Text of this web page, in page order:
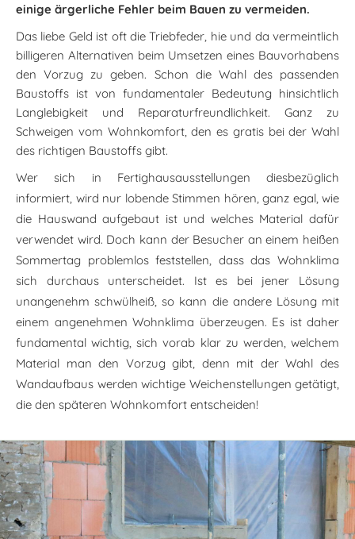
einige ärgerliche Fehler beim Bauen zu vermeiden.
Das liebe Geld ist oft die Triebfeder, hie und da vermeintlich
billigeren Alternativen beim Umsetzen eines Bauvorhabens
den Vorzug zu geben. Schon die Wahl des passenden
Baustoffs ist von fundamentaler Bedeutung hinsichtlich
Langlebigkeit und Reparaturfreundlichkeit. Ganz zu
Schweigen vom Wohnkomfort, den es gratis bei der Wahl
des richtigen Baustoffs gibt.
Wer sich in Fertighausausstellungen diesbezüglich
informiert, wird nur lobende Stimmen hören, ganz egal, wie
die Hauswand aufgebaut ist und welches Material dafür
verwendet wird. Doch kann der Besucher an einem heißen
Sommertag problemlos feststellen, dass das Wohnklima
sich durchaus unterscheidet. Ist es bei jener Lösung
unangenehm schwülheiß, so kann die andere Lösung mit
einem angenehmen Wohnklima überzeugen. Es ist daher
fundamental wichtig, sich vorab klar zu werden, welchem
Material man den Vorzug gibt, denn mit der Wahl des
Wandaufbaus werden wichtige Weichenstellungen getätigt,
die den späteren Wohnkomfort entscheiden!